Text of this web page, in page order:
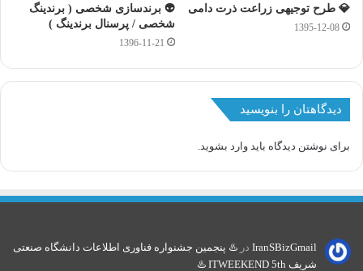
💎 طرح توجیهی زراعت ذرت دامی
1395-12-08
👽 برندسازی شخصی ( برندینگ
شخصی / پرسنال برندینگ )
1396-11-21
دیدگاهتان را بنویسید
برای نوشتن دیدگاه باید وارد بشوید
IranSBizGmail در♨️ پنجمین جشنواره فناوری اطلاعات دانشگاه صنعتی
شریف ITWEEKEND 5th ♨️